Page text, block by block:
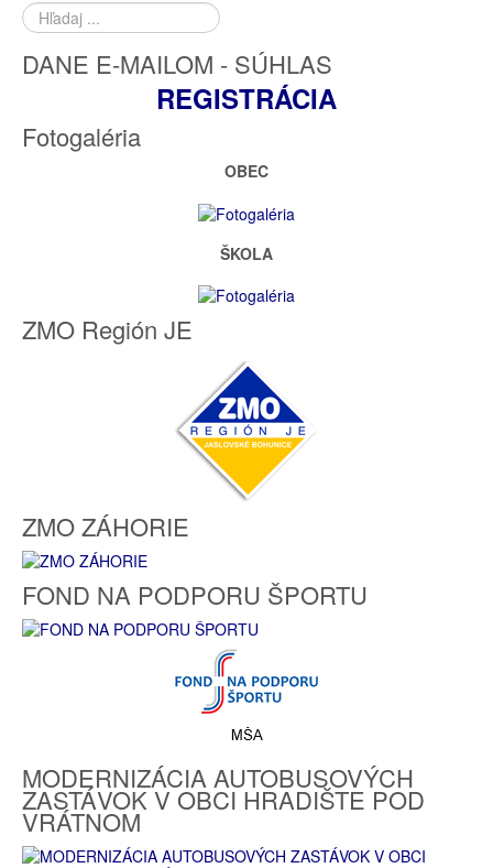
Hľadať
...
DANE E-MAILOM - SÚHLAS
REGISTRÁCIA
Fotogaléria
OBEC
ŠKOLA
ZMO Región JE
ZMO ZÁHORIE
FOND NA PODPORU ŠPORTU
MODERNIZÁCIA AUTOBUSOVÝCH
ZASTÁVOK V OBCI HRADIŠTE POD
VRÁTNOM